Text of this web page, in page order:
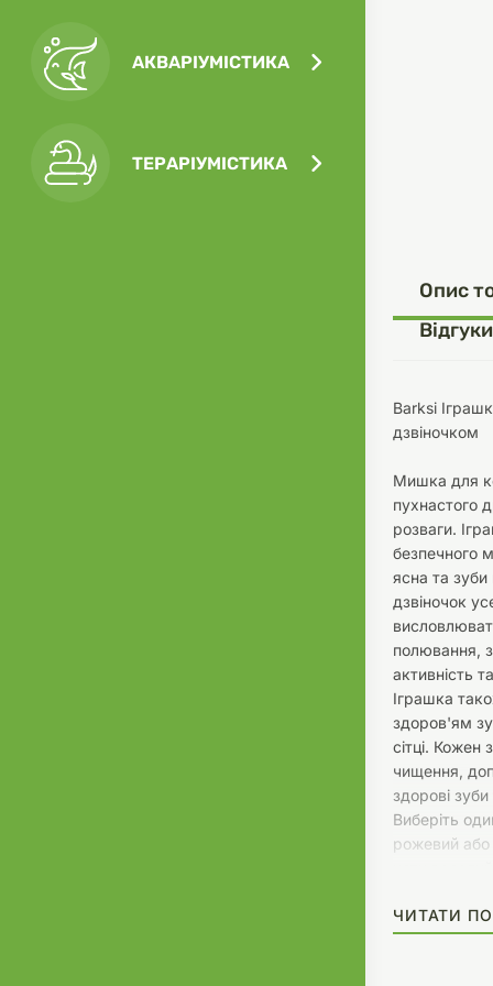
Одяг
АКВАРІУМІСТИКА
Корм
ТЕРАРІУМІСТИКА
Опис
Barksi
дзвіночком
Мишка для
пухнастого
розваги.
безпечного
ясна та
дзвіночок
полювання,
активність
Іграшка
здоров'ям
сітці. Кожен
чищення,
здорові
Виберіть
рожевий або
кішок Barksi.
ЧИТАТИ